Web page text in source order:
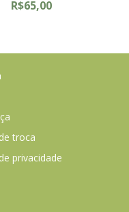
R$65,00
troca
privacidade